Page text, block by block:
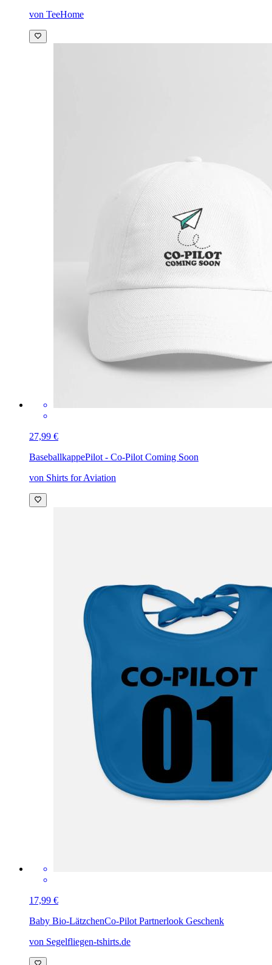
von TeeHome
27,99 €
BaseballkappePilot - Co-Pilot Coming Soon
von Shirts for Aviation
17,99 €
Baby Bio-LätzchenCo-Pilot Partnerlook Geschenk
von Segelfliegen-tshirts.de